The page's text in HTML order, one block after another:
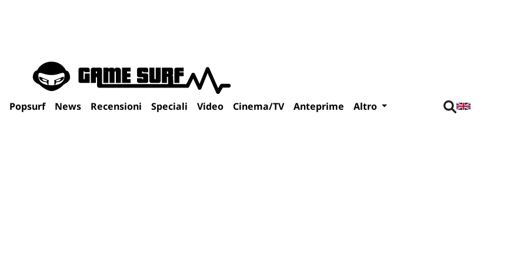
Popsurf News Recensioni Speciali Video Cinema/TV Anteprime Altro